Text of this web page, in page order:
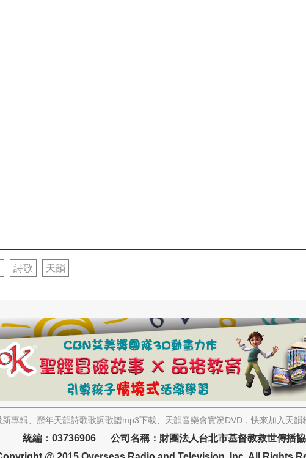
詩歌 天韻
專輯、歷年天韻詩歌歌詞歌譜mp3下載、天韻音樂會實況DVD，快來加入天韻
統編：03736906 公司名稱：財團法人台北市基督教救世傳播